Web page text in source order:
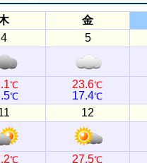
金
4 5
℃
℃
23.6℃
17.4℃
12
℃ 27.5℃